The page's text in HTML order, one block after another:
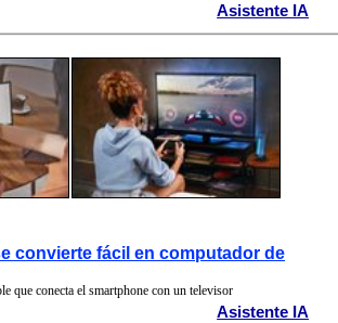
Asistente IA
convierte fácil en computador de
que conecta el smartphone con un televisor
Asistente IA